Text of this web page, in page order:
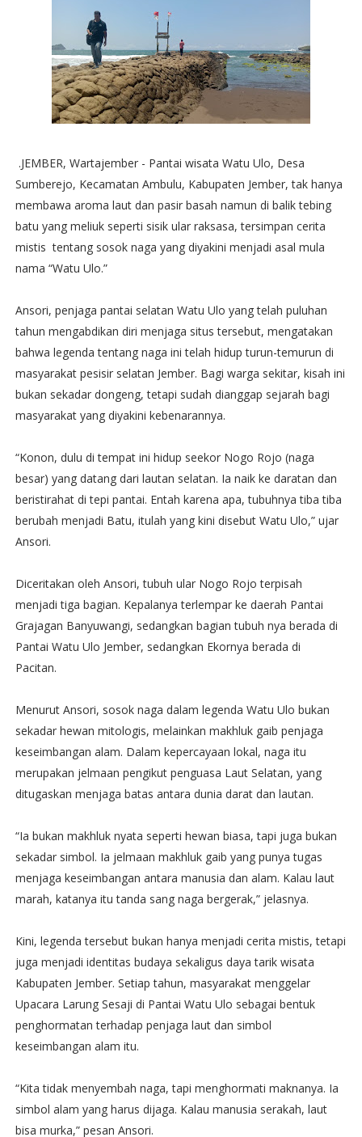
.JEMBER, Wartajember - Pantai wisata Watu Ulo, Desa
Sumberejo, Kecamatan Ambulu, Kabupaten Jember, tak hanya
membawa aroma laut dan pasir basah namun di balik tebing
batu yang meliuk seperti sisik ular raksasa, tersimpan cerita
mistis tentang sosok naga yang diyakini menjadi asal mula
nama “Watu Ulo.”
Ansori, penjaga pantai selatan Watu Ulo yang telah puluhan
tahun mengabdikan diri menjaga situs tersebut, mengatakan
bahwa legenda tentang naga ini telah hidup turun-temurun di
masyarakat pesisir selatan Jember. Bagi warga sekitar, kisah ini
bukan sekadar dongeng, tetapi sudah dianggap sejarah bagi
masyarakat yang diyakini kebenarannya.
“Konon, dulu di tempat ini hidup seekor Nogo Rojo (naga
besar) yang datang dari lautan selatan. Ia naik ke daratan dan
beristirahat di tepi pantai. Entah karena apa, tubuhnya tiba tiba
berubah menjadi Batu, itulah yang kini disebut Watu Ulo,” ujar
Ansori.
Diceritakan oleh Ansori, tubuh ular Nogo Rojo terpisah
menjadi tiga bagian. Kepalanya terlempar ke daerah Pantai
Grajagan Banyuwangi, sedangkan bagian tubuh nya berada di
Pantai Watu Ulo Jember, sedangkan Ekornya berada di
Pacitan.
Menurut Ansori, sosok naga dalam legenda Watu Ulo bukan
sekadar hewan mitologis, melainkan makhluk gaib penjaga
keseimbangan alam. Dalam kepercayaan lokal, naga itu
merupakan jelmaan pengikut penguasa Laut Selatan, yang
ditugaskan menjaga batas antara dunia darat dan lautan.
“Ia bukan makhluk nyata seperti hewan biasa, tapi juga bukan
sekadar simbol. Ia jelmaan makhluk gaib yang punya tugas
menjaga keseimbangan antara manusia dan alam. Kalau laut
marah, katanya itu tanda sang naga bergerak,” jelasnya.
Kini, legenda tersebut bukan hanya menjadi cerita mistis, tetapi
juga menjadi identitas budaya sekaligus daya tarik wisata
Kabupaten Jember. Setiap tahun, masyarakat menggelar
Upacara Larung Sesaji di Pantai Watu Ulo sebagai bentuk
penghormatan terhadap penjaga laut dan simbol
keseimbangan alam itu.
“Kita tidak menyembah naga, tapi menghormati maknanya. Ia
simbol alam yang harus dijaga. Kalau manusia serakah, laut
bisa murka,” pesan Ansori.